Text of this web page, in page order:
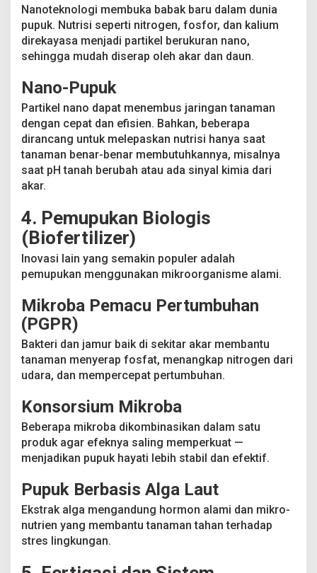
Nanoteknologi membuka babak baru dalam dunia
pupuk. Nutrisi seperti nitrogen, fosfor, dan kalium
direkayasa menjadi partikel berukuran nano,
sehingga mudah diserap oleh akar dan daun.
Nano-Pupuk
Partikel nano dapat menembus jaringan tanaman
dengan cepat dan efisien. Bahkan, beberapa
dirancang untuk melepaskan nutrisi hanya saat
tanaman benar-benar membutuhkannya, misalnya
saat pH tanah berubah atau ada sinyal kimia dari
akar.
4. Pemupukan Biologis
(Biofertilizer)
Inovasi lain yang semakin populer adalah
pemupukan menggunakan mikroorganisme alami.
Mikroba Pemacu Pertumbuhan
(PGPR)
Bakteri dan jamur baik di sekitar akar membantu
tanaman menyerap fosfat, menangkap nitrogen dari
udara, dan mempercepat pertumbuhan.
Konsorsium Mikroba
Beberapa mikroba dikombinasikan dalam satu
produk agar efeknya saling memperkuat —
menjadikan pupuk hayati lebih stabil dan efektif.
Pupuk Berbasis Alga Laut
Ekstrak alga mengandung hormon alami dan mikro-
nutrien yang membantu tanaman tahan terhadap
stres lingkungan.